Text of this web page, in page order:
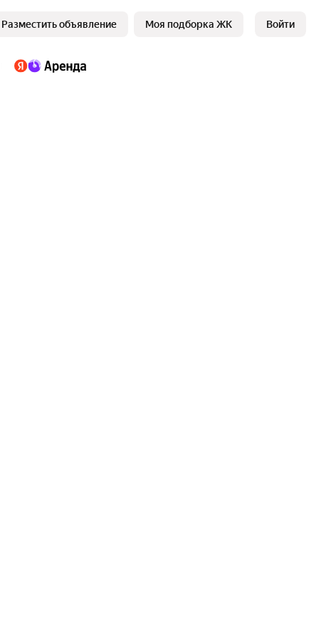
Разместить объявление Моя подборка ЖК Войти